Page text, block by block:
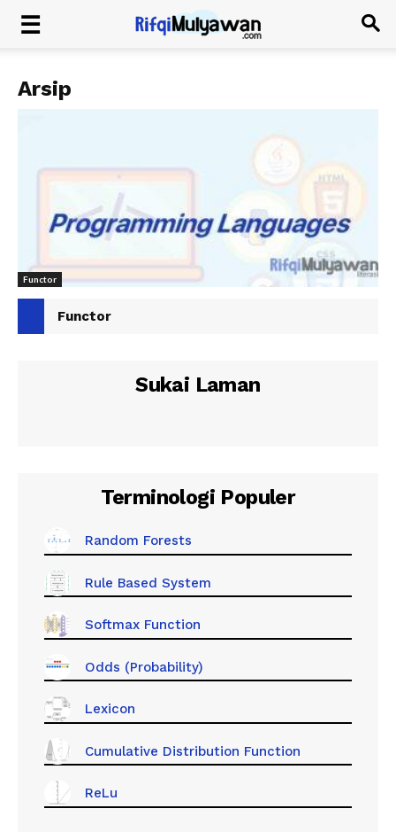
Arsip
Functor
Functor
Sukai Laman
Terminologi Populer
Random Forests
Rule Based System
Softmax Function
Odds (Probability)
Lexicon
Cumulative Distribution Function
ReLu